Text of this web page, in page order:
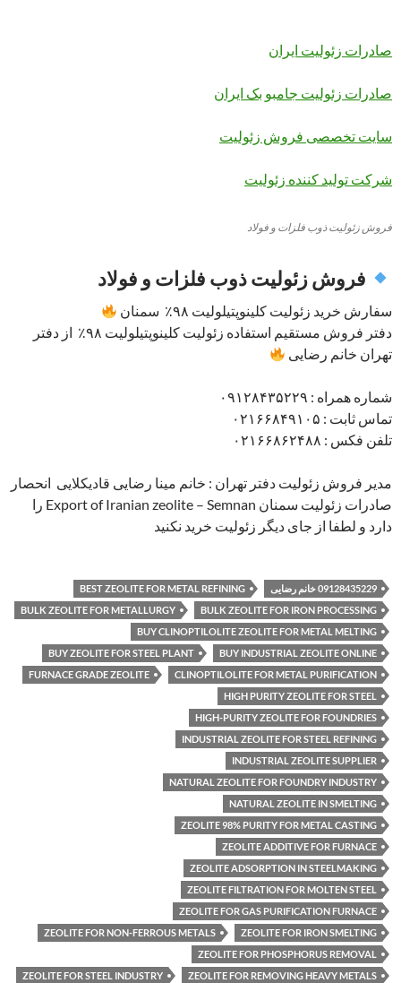
صادرات زئولیت ایران
صادرات زئولیت جامبو بک ایران
سایت تخصصی فروش زئولیت
شرکت تولید کننده زئولیت
فروش زئولیت ذوب فلزات و فولاد
فروش زئولیت ذوب فلزات و فولاد
سفارش خرید زئولیت کلینوپتیلولیت ۹۸٪ سمنان
دفتر فروش مستقیم استفاده زئولیت کلینوپتیلولیت ۹۸٪ از دفتر
تهران خانم رضایی
شماره همراه : ۰۹۱۲۸۴۳۵۲۲۹
تماس ثابت : ۰۲۱۶۶۸۴۹۱۰۵
تلفن فکس : ۰۲۱۶۶۸۶۲۴۸۸
مدیر فروش زئولیت دفتر تهران : خانم مینا رضایی قادیکلایی انحصار
صادرات زئولیت سمنان Export of Iranian zeolite – Semnan را
دارد و لطفا از جای دیگر زئولیت خرید نکنید
09128435229 خانم رضایی
BEST ZEOLITE FOR METAL REFINING
BULK ZEOLITE FOR IRON PROCESSING
BULK ZEOLITE FOR METALLURGY
BUY CLINOPTILOLITE ZEOLITE FOR METAL MELTING
BUY INDUSTRIAL ZEOLITE ONLINE
BUY ZEOLITE FOR STEEL PLANT
CLINOPTILOLITE FOR METAL PURIFICATION
FURNACE GRADE ZEOLITE
HIGH PURITY ZEOLITE FOR STEEL
HIGH-PURITY ZEOLITE FOR FOUNDRIES
INDUSTRIAL ZEOLITE FOR STEEL REFINING
INDUSTRIAL ZEOLITE SUPPLIER
NATURAL ZEOLITE FOR FOUNDRY INDUSTRY
NATURAL ZEOLITE IN SMELTING
ZEOLITE 98% PURITY FOR METAL CASTING
ZEOLITE ADDITIVE FOR FURNACE
ZEOLITE ADSORPTION IN STEELMAKING
ZEOLITE FILTRATION FOR MOLTEN STEEL
ZEOLITE FOR GAS PURIFICATION FURNACE
ZEOLITE FOR IRON SMELTING
ZEOLITE FOR NON-FERROUS METALS
ZEOLITE FOR PHOSPHORUS REMOVAL
ZEOLITE FOR REMOVING HEAVY METALS
ZEOLITE FOR STEEL INDUSTRY